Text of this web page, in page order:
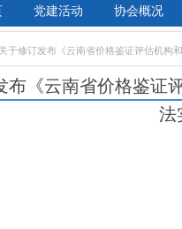
党建活动 协会概况
于修订发布《云南省价格鉴证评估机构
布《云南省价格鉴证
法